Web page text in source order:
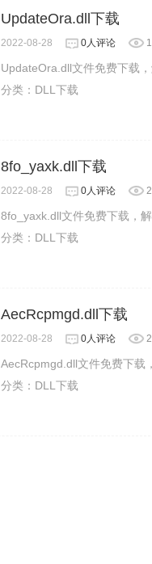
UpdateOra.dll下载
2022-08-28 0人评论
UpdateOra.dll文件免费下载
分类： DLL下载
8fo_yaxk.dll下载
2022-08-28 0人评论
8fo_yaxk.dll文件免费下载，
分类： DLL下载
AecRcpmgd.dll下载
2022-08-28 0人评论
AecRcpmgd.dll文件免费下载
分类： DLL下载